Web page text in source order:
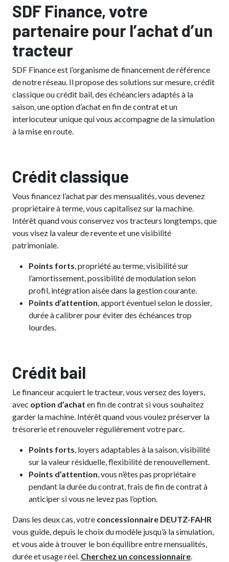
SDF Finance, votre
partenaire pour l’achat d’un
tracteur
SDF Finance est l’organisme de financement de référence
de notre réseau. Il propose des solutions sur mesure, crédit
classique ou crédit bail, des échéanciers adaptés à la
saison, une option d’achat en fin de contrat et un
interlocuteur unique qui vous accompagne de la simulation
à la mise en route.
Crédit classique
Vous financez l’achat par des mensualités, vous devenez
propriétaire à terme, vous capitalisez sur la machine.
Intérêt quand vous conservez vos tracteurs longtemps, que
vous visez la valeur de revente et une visibilité
patrimoniale.
Points forts, propriété au terme, visibilité sur
l’amortissement, possibilité de modulation selon
profil, intégration aisée dans la gestion courante.
Points d’attention, apport éventuel selon le dossier,
durée à calibrer pour éviter des échéances trop
lourdes.
Crédit bail
Le financeur acquiert le tracteur, vous versez des loyers,
avec option d’achat en fin de contrat si vous souhaitez
garder la machine. Intérêt quand vous voulez préserver la
trésorerie et renouveler régulièrement votre parc.
Points forts, loyers adaptables à la saison, visibilité
sur la valeur résiduelle, flexibilité de renouvellement.
Points d’attention, vous n’êtes pas propriétaire
pendant la durée du contrat, frais de fin de contrat à
anticiper si vous ne levez pas l’option.
Dans les deux cas, votre concessionnaire DEUTZ-FAHR
vous guide, depuis le choix du modèle jusqu’à la simulation,
et vous aide à trouver le bon équilibre entre mensualités,
durée et usage réel. Cherchez un concessionnaire.